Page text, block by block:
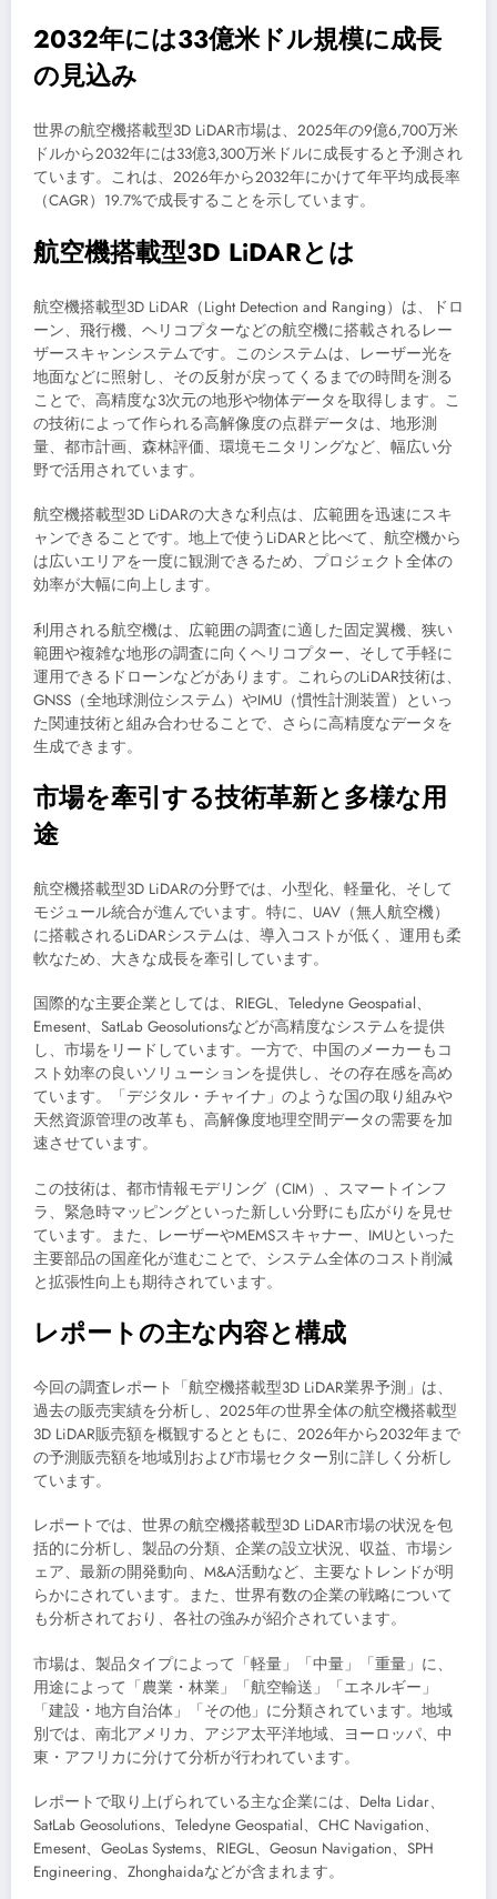
2032年には33億米ドル規模に成長
の見込み
世界の航空機搭載型3D LiDAR市場は、2025年の9億6,700万米
ドルから2032年には33億3,300万米ドルに成長すると予測され
ています。これは、2026年から2032年にかけて年平均成長率
（CAGR）19.7%で成長することを示しています。
航空機搭載型3D LiDARとは
航空機搭載型3D LiDAR（Light Detection and Ranging）は、ドロ
ーン、飛行機、ヘリコプターなどの航空機に搭載されるレー
ザースキャンシステムです。このシステムは、レーザー光を
地面などに照射し、その反射が戻ってくるまでの時間を測る
ことで、高精度な3次元の地形や物体データを取得します。こ
の技術によって作られる高解像度の点群データは、地形測
量、都市計画、森林評価、環境モニタリングなど、幅広い分
野で活用されています。
航空機搭載型3D LiDARの大きな利点は、広範囲を迅速にスキ
ャンできることです。地上で使うLiDARと比べて、航空機から
は広いエリアを一度に観測できるため、プロジェクト全体の
効率が大幅に向上します。
利用される航空機は、広範囲の調査に適した固定翼機、狭い
範囲や複雑な地形の調査に向くヘリコプター、そして手軽に
運用できるドローンなどがあります。これらのLiDAR技術は、
GNSS（全地球測位システム）やIMU（慣性計測装置）といっ
た関連技術と組み合わせることで、さらに高精度なデータを
生成できます。
市場を牽引する技術革新と多様な用
途
航空機搭載型3D LiDARの分野では、小型化、軽量化、そして
モジュール統合が進んでいます。特に、UAV（無人航空機）
に搭載されるLiDARシステムは、導入コストが低く、運用も柔
軟なため、大きな成長を牽引しています。
国際的な主要企業としては、RIEGL、Teledyne Geospatial、
Emesent、SatLab Geosolutionsなどが高精度なシステムを提供
し、市場をリードしています。一方で、中国のメーカーもコ
スト効率の良いソリューションを提供し、その存在感を高め
ています。「デジタル・チャイナ」のような国の取り組みや
天然資源管理の改革も、高解像度地理空間データの需要を加
速させています。
この技術は、都市情報モデリング（CIM）、スマートインフ
ラ、緊急時マッピングといった新しい分野にも広がりを見せ
ています。また、レーザーやMEMSスキャナー、IMUといった
主要部品の国産化が進むことで、システム全体のコスト削減
と拡張性向上も期待されています。
レポートの主な内容と構成
今回の調査レポート「航空機搭載型3D LiDAR業界予測」は、
過去の販売実績を分析し、2025年の世界全体の航空機搭載型
3D LiDAR販売額を概観するとともに、2026年から2032年まで
の予測販売額を地域別および市場セクター別に詳しく分析し
ています。
レポートでは、世界の航空機搭載型3D LiDAR市場の状況を包
括的に分析し、製品の分類、企業の設立状況、収益、市場シ
ェア、最新の開発動向、M&A活動など、主要なトレンドが明
らかにされています。また、世界有数の企業の戦略について
も分析されており、各社の強みが紹介されています。
市場は、製品タイプによって「軽量」「中量」「重量」に、
用途によって「農業・林業」「航空輸送」「エネルギー」
「建設・地方自治体」「その他」に分類されています。地域
別では、南北アメリカ、アジア太平洋地域、ヨーロッパ、中
東・アフリカに分けて分析が行われています。
レポートで取り上げられている主な企業には、Delta Lidar、
SatLab Geosolutions、Teledyne Geospatial、CHC Navigation、
Emesent、GeoLas Systems、RIEGL、Geosun Navigation、SPH
Engineering、Zhonghaidaなどが含まれます。